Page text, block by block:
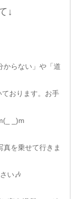
↓
からない」や「道
おります。お手
_)m
を乗せて行きま
い🎶